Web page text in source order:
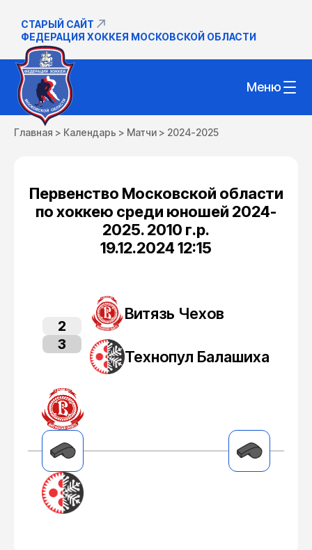
СТАРЫЙ САЙТ
ФЕДЕРАЦИЯ ХОККЕЯ МОСКОВСКОЙ ОБЛАСТИ
Меню
Главная > Календарь > Матчи > 2024-2025
Первенство Московской области
по хоккею среди юношей 2024-
2025. 2010 г.р.
19.12.2024 12:15
Витязь Чехов
2
3
Технопул Балашиха